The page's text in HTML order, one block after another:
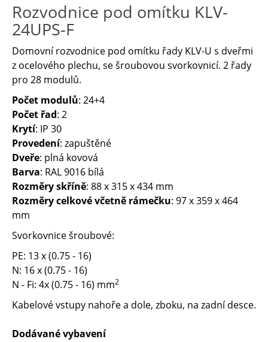
Rozvodnice pod omítku KLV-
24UPS-F
Domovní rozvodnice pod omítku řady KLV-U s dveřmi
z ocelového plechu, se šroubovou svorkovnicí. 2 řady
pro 28 modulů.
Počet modulů: 24+4
Počet řad: 2
Krytí: IP 30
Provedení: zapuštěné
Dveře: plná kovová
Barva: RAL 9016 bílá
Rozměry skříně: 88 x 315 x 434 mm
Rozměry celkové včetně rámečku: 97 x 359 x 464
mm
Svorkovnice šroubové:
PE: 13 x (0.75 - 16)
N: 16 x (0.75 - 16)
N - Fi: 4x (0.75 - 16) mm2
Kabelové vstupy nahoře a dole, zboku, na zadní desce.
Dodávané vybavení